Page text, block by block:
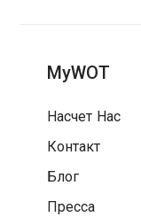
MyWOT
Насчет Нас
Контакт
Блог
Пресса